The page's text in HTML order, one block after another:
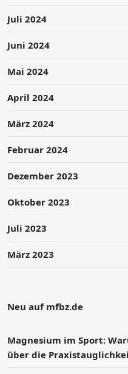
Juli 2024
Juni 2024
Mai 2024
April 2024
März 2024
Februar 2024
Dezember 2023
Oktober 2023
Juli 2023
März 2023
Neu auf mfbz.de
Magnesium im Sport:
über die